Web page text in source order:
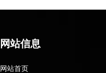
网站信息
网站首页